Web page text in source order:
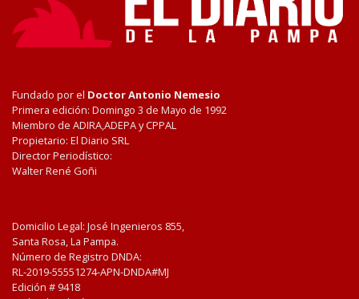
Fundado por el Doctor Antonio Nemesio
Primera edición: Domingo 3 de Mayo de 1992
Miembro de ADIRA,ADEPA y CPPAL
Propietario: El Diario SRL
Director Periodístico:
Walter René Goñi
Domicilio Legal: José Ingenieros 855,
Santa Rosa, La Pampa.
Número de Registro DNDA:
RL-2019-55551274-APN-DNDA#MJ
Edición # 9418